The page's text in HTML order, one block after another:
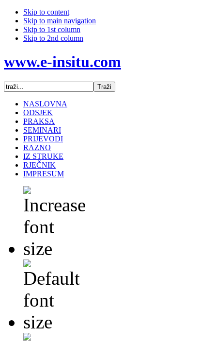
Skip to content
Skip to main navigation
Skip to 1st column
Skip to 2nd column
www.e-insitu.com
NASLOVNA
ODSJEK
PRAKSA
SEMINARI
PRIJEVODI
RAZNO
IZ STRUKE
RJEČNIK
IMPRESUM